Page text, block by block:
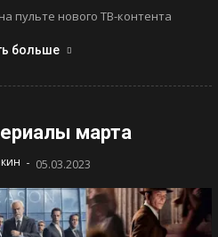
пульте нового ТВ-контента
больше
марта
- 05.03.2023